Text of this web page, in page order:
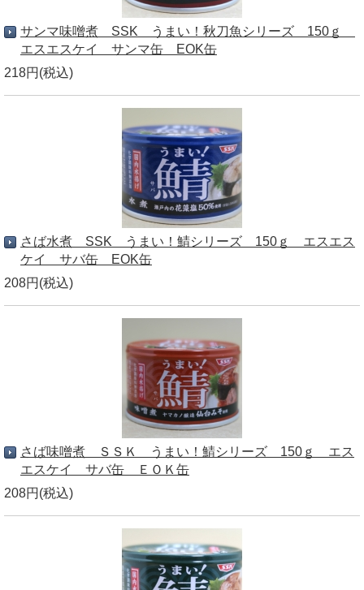
サンマ味噌煮 SSK うまい！秋刀魚シリーズ 150ｇ
エスエスケイ サンマ缶 EOK缶
218円(税込)
さば水煮 SSK うまい！鯖シリーズ 150ｇ エスエス
ケイ サバ缶 EOK缶
208円(税込)
さば味噌煮 ＳＳＫ うまい！鯖シリーズ 150ｇ エス
エスケイ サバ缶 ＥＯＫ缶
208円(税込)